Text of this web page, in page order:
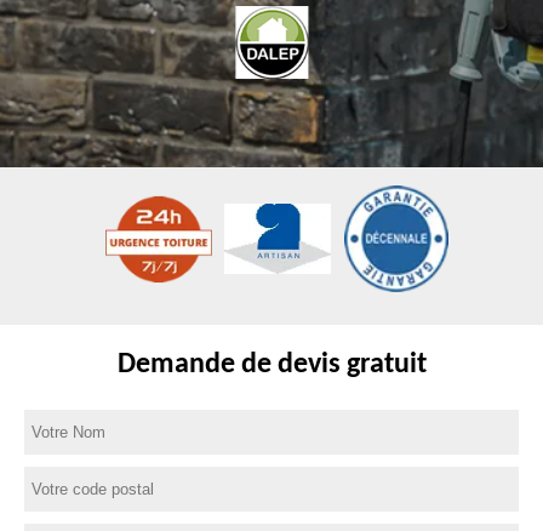
Demande de devis gratuit